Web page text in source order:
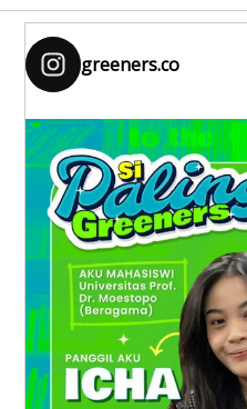
greeners.co